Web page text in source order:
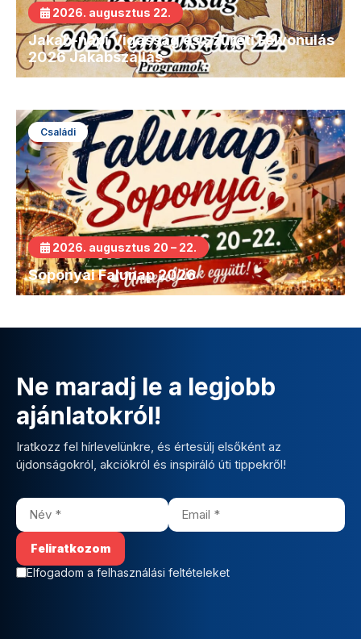
2026. augusztus 22.
Jakab-napi Vigasság és Szüreti Felvonulás
2026 Jakabszállás
Családi
2026. augusztus 20 – 22.
Soponyai Falunap 2026
Ne maradj le a legjobb
ajánlatokról!
Iratkozz fel hírlevelünkre, és értesülj elsőként az
újdonságokról, akciókról és inspiráló úti tippekről!
Elfogadom a felhasználási feltételeket